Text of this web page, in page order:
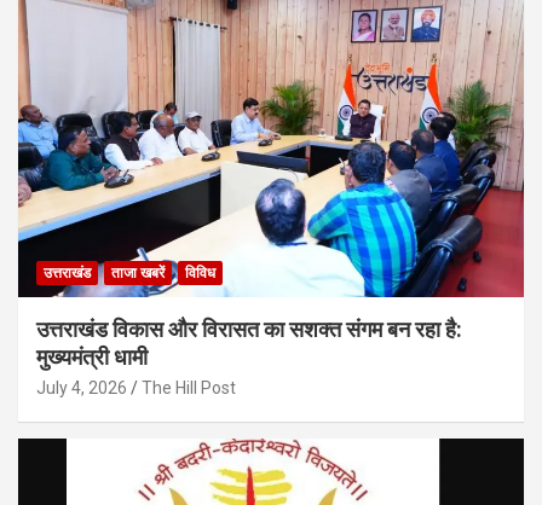
उत्तराखंड ताजा खबरें विविध
उत्तराखंड विकास और विरासत का सशक्त संगम बन रहा है:
मुख्यमंत्री धामी
July 4, 2026 The Hill Post